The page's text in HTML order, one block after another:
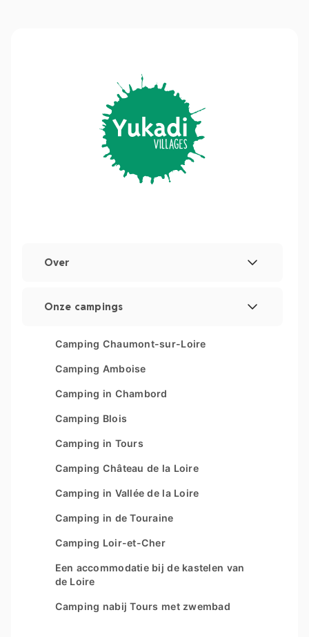
Over
Overzicht van de website
Onze campings
Les Couleurs de la Coubre
Parc Sainte Brigitte
Parc du Val de Loire
Le Moténo
Le Domaine de Drancourt
Le Logis
Camping Chaumont-sur-Loire
Camping Amboise
Camping in Chambord
Camping Blois
Camping in Tours
Camping Château de la Loire
Camping in Vallée de la Loire
Camping in de Touraine
Camping Loir-et-Cher
Een accommodatie bij de kastelen van
de Loire
Camping nabij Tours met zwembad